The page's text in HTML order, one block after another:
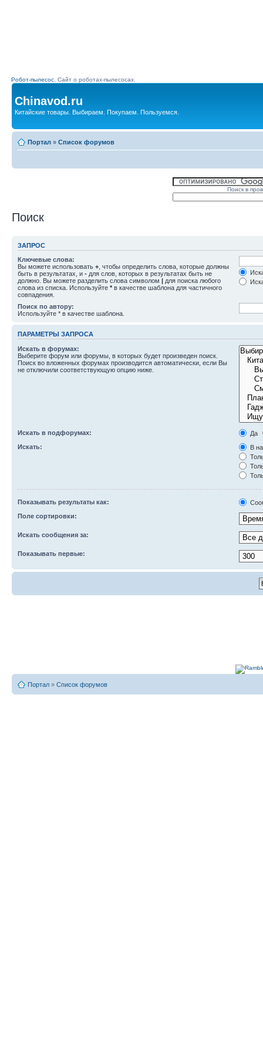
Робот-пылесос. Сайт о роботах-пылесосах.
Chinavod.ru
Китайские товары. Выбираем. Покупаем. Пользуемся.
Портал » Список форумов
Поиск в
Поиск
ЗАПРОС
Ключевые слова:
Вы можете использовать + , чтобы определить слова, которые должны
быть в результатах, и - для слов, которых в результатах быть не
должно. Вы можете разделить слова символом | для поиска любого
слова из списка. Используйте * в качестве шаблона для частичного
совпадения.
Поиск по автору:
Используйте * в качестве шаблона.
ПАРАМЕТРЫ ЗАПРОСА
Искать в форумах:
Выберите форум или форумы, в которых будет произведен поиск.
Поиск во вложенных форумах производится автоматически, если Вы
не отключили соответствующую опцию ниже.
Искать в подфорумах:
Да
Искать:
В
Показывать результаты как:
Поле сортировки:
Искать сообщения за:
Показывать первые:
Портал » Список форумов